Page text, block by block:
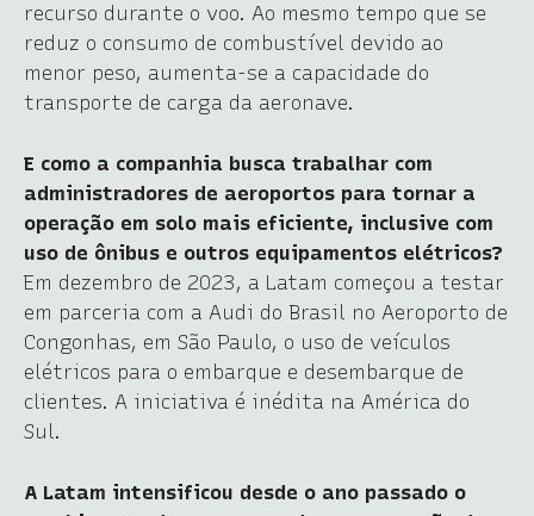
recurso durante o voo. Ao mesmo tempo que se
reduz o consumo de combustível devido ao
menor peso, aumenta-se a capacidade do
transporte de carga da aeronave.
E como a companhia busca trabalhar com
administradores de aeroportos para tornar a
operação em solo mais eficiente, inclusive com
uso de ônibus e outros equipamentos elétricos?
Em dezembro de 2023, a Latam começou a testar
em parceria com a Audi do Brasil no Aeroporto de
Congonhas, em São Paulo, o uso de veículos
elétricos para o embarque e desembarque de
clientes. A iniciativa é inédita na América do
Sul.
A Latam intensificou desde o ano passado o